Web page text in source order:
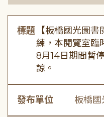
標題
【板橋國光圖
練，本閱覽室臨
8月14日期間暫
諒。
發布單位 板橋